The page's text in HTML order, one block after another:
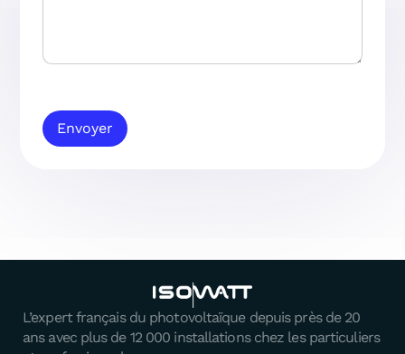
Envoyer
L’expert français du photovoltaïque depuis près de 20
ans avec plus de 12 000 installations chez les particuliers